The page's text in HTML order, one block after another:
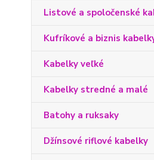
Listové a spoločenské
Kufríkové a biznis
Kabelky veľké
Kabelky stredné a malé
Batohy a ruksaky
Džínsové riflové kabelky